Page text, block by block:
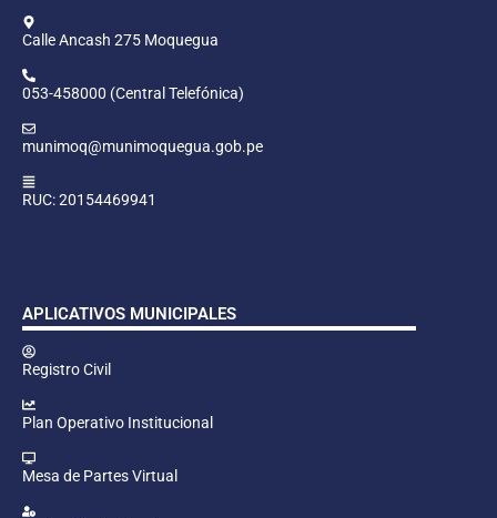
Calle Ancash 275 Moquegua
053-458000 (Central Telefónica)
munimoq@munimoquegua.gob.pe
RUC: 20154469941
APLICATIVOS MUNICIPALES
Registro Civil
Plan Operativo Institucional
Mesa de Partes Virtual